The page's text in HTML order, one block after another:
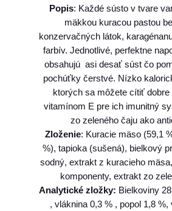
m
l
s
o
k
I
n
a
b
a
C
h
u
r
u
Popis: Každé sústo v tvare
mäkkou kuracou pastou
konzervačných látok,
farbív. Jednotlivé, perfektne
obsahujú asi desať súst čo
pochúťky čerstvé. Nízko
ktorých sa môžete cítiť dobre
vitamínom E pre ich imunitný
zo zeleného čaju ako
Zloženie: Kuracie mäso (59,1
%), tapioka (sušená), bielkový
sodný, extrakt z kuracieho
komponenty, extrakt zo
Analytické zložky: Bielkoviny
, vláknina 0,3 % , popol 1,8